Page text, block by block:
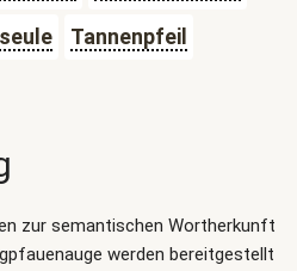
Tannenpfeil
zur semantischen Wortherkunft
werden bereitgestellt